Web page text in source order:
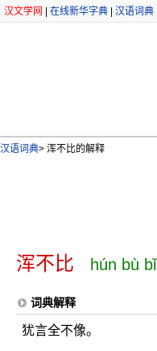
汉文学网 在线新华字典 汉语词典
汉语词典> 浑不比的解释
浑不比 hún bù bǐ
词典解释
犹言全不像。